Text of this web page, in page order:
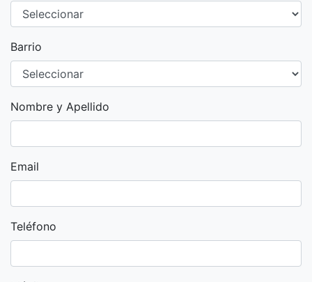
Barrio
Nombre y Apellido
Email
Teléfono